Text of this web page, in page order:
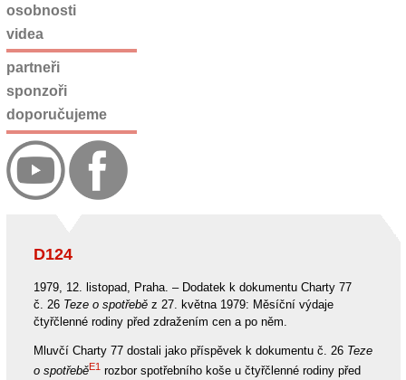
D124
1979, 12. listopad, Praha. – Dodatek k dokumentu Charty 77
č. 26 Teze o spotřeběz 27. května 1979: Měsíční výdaje
čtyřčlenné rodiny před zdražením cen a po něm.
Mluvčí Charty 77 dostali jako příspěvek k dokumentu č. 26 Teze
o spotřeběE1rozbor spotřebního koše u čtyřčlenné rodiny před
osobnosti
videa
partneři
sponzoři
doporučujeme